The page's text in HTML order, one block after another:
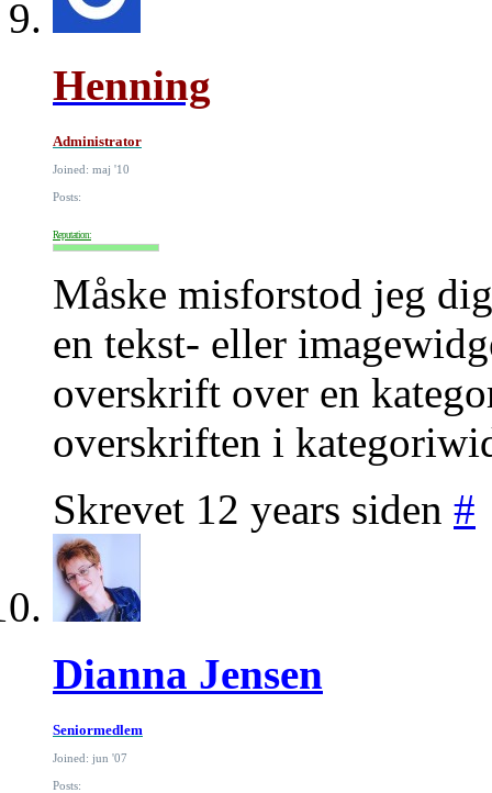
Henning
Administrator
Joined: maj '10
Posts:
Reputation:
Måske misforstod jeg
en tekst- eller
overskrift over en
overskriften i
Skrevet 12 years siden #
Dianna Jensen
Seniormedlem
Joined: jun '07
Posts: